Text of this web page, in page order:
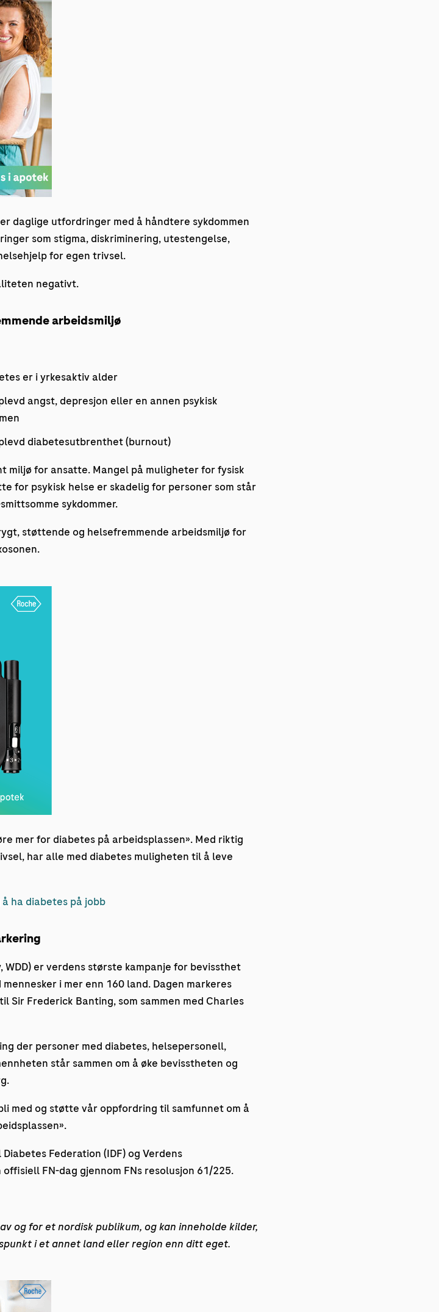
daglige utfordringer med å håndtere sykdommen
som stigma, diskriminering, utestengelse,
for egen trivsel.
negativt.
arbeidsmiljø
er i yrkesaktiv alder
angst, depresjon eller en annen psykisk
diabetesutbrenthet (burnout)
miljø for ansatte. Mangel på muligheter for fysisk
for psykisk helse er skadelig for personer som står
sykdommer.
støttende og helsefremmende arbeidsmiljø for
mer for diabetes på arbeidsplassen». Med riktig
har alle med diabetes muligheten til å leve
ha diabetes på jobb
WDD) er verdens største kampanje for bevissthet
i mer enn 160 land. Dagen markeres
Sir Frederick Banting, som sammen med Charles
der personer med diabetes, helsepersonell,
står sammen om å øke bevisstheten og
med og støtte vår oppfordring til samfunnet om å
Federation (IDF) og Verdens
FN-dag gjennom FNs resolusjon 61/225.
og for et nordisk publikum, og kan inneholde kilder,
i et annet land eller region enn ditt eget.